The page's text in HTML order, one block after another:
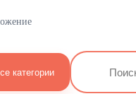
категории